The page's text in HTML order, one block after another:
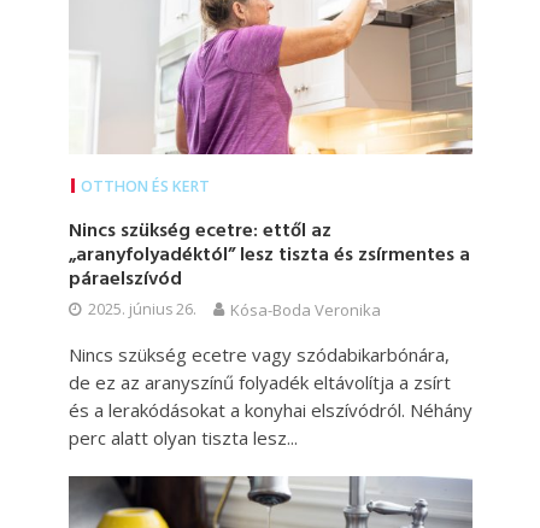
OTTHON ÉS KERT
Nincs szükség ecetre: ettől az
„aranyfolyadéktól” lesz tiszta és zsírmentes a
páraelszívód
2025. június 26. Kósa-Boda Veronika
Nincs szükség ecetre vagy szódabikarbónára,
de ez az aranyszínű folyadék eltávolítja a zsírt
és a lerakódásokat a konyhai elszívódról. Néhány
perc alatt olyan tiszta lesz...